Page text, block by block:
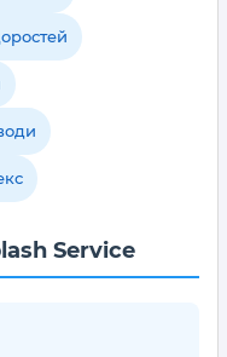
Service